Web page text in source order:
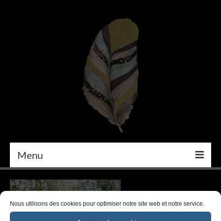
Nous utilisons des cookies pour optimiser notre site web et notre service.
Menu
PEINTURE
DÉCORATION INTÉRIEURE